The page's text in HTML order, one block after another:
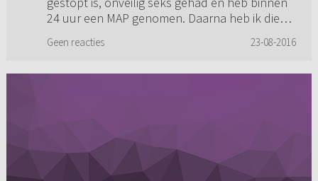
24 uur een MAP genomen. Daarna heb ik die
Geen reacties 23-08-2016